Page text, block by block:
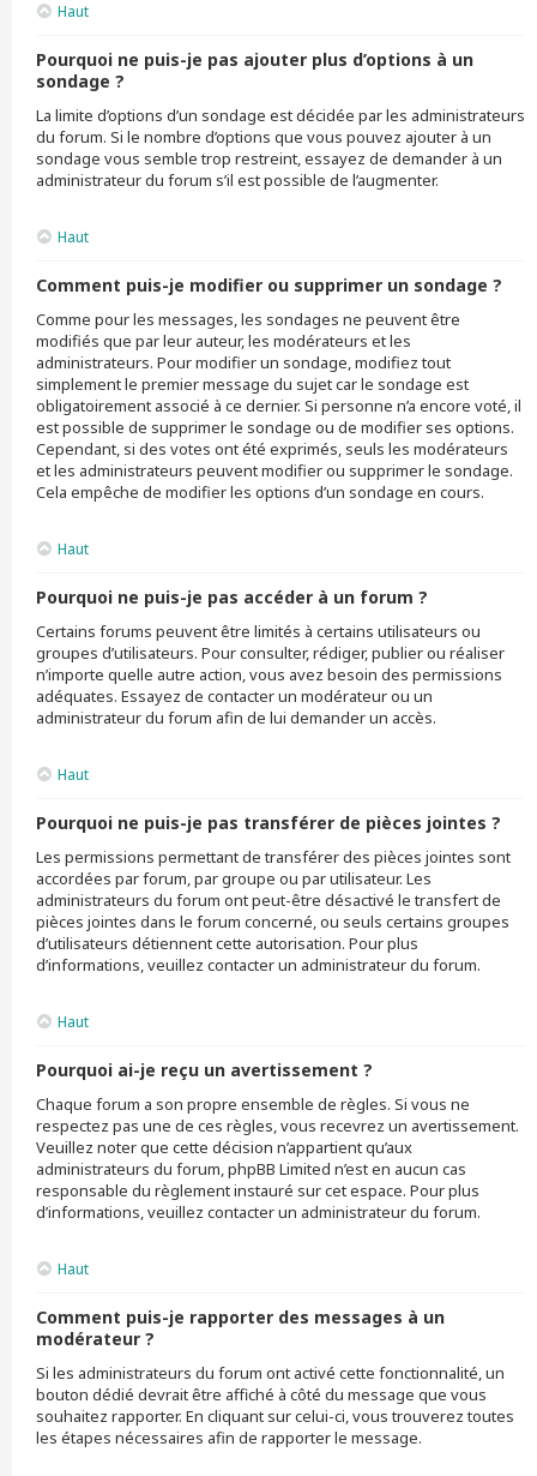
Haut
Pourquoi ne puis-je pas ajouter plus d’options à un
sondage ?
La limite d’options d’un sondage est décidée par les administrateurs
du forum. Si le nombre d’options que vous pouvez ajouter à un
sondage vous semble trop restreint, essayez de demander à un
administrateur du forum s’il est possible de l’augmenter.
Haut
Comment puis-je modifier ou supprimer un sondage ?
Comme pour les messages, les sondages ne peuvent être
modifiés que par leur auteur, les modérateurs et les
administrateurs. Pour modifier un sondage, modifiez tout
simplement le premier message du sujet car le sondage est
obligatoirement associé à ce dernier. Si personne n’a encore voté, il
est possible de supprimer le sondage ou de modifier ses options.
Cependant, si des votes ont été exprimés, seuls les modérateurs
et les administrateurs peuvent modifier ou supprimer le sondage.
Cela empêche de modifier les options d’un sondage en cours.
Haut
Pourquoi ne puis-je pas accéder à un forum ?
Certains forums peuvent être limités à certains utilisateurs ou
groupes d’utilisateurs. Pour consulter, rédiger, publier ou réaliser
n’importe quelle autre action, vous avez besoin des permissions
adéquates. Essayez de contacter un modérateur ou un
administrateur du forum afin de lui demander un accès.
Haut
Pourquoi ne puis-je pas transférer de pièces jointes ?
Les permissions permettant de transférer des pièces jointes sont
accordées par forum, par groupe ou par utilisateur. Les
administrateurs du forum ont peut-être désactivé le transfert de
pièces jointes dans le forum concerné, ou seuls certains groupes
d’utilisateurs détiennent cette autorisation. Pour plus
d’informations, veuillez contacter un administrateur du forum.
Haut
Pourquoi ai-je reçu un avertissement ?
Chaque forum a son propre ensemble de règles. Si vous ne
respectez pas une de ces règles, vous recevrez un avertissement.
Veuillez noter que cette décision n’appartient qu’aux
administrateurs du forum, phpBB Limited n’est en aucun cas
responsable du règlement instauré sur cet espace. Pour plus
d’informations, veuillez contacter un administrateur du forum.
Haut
Comment puis-je rapporter des messages à un
modérateur ?
Si les administrateurs du forum ont activé cette fonctionnalité, un
bouton dédié devrait être affiché à côté du message que vous
souhaitez rapporter. En cliquant sur celui-ci, vous trouverez toutes
les étapes nécessaires afin de rapporter le message.